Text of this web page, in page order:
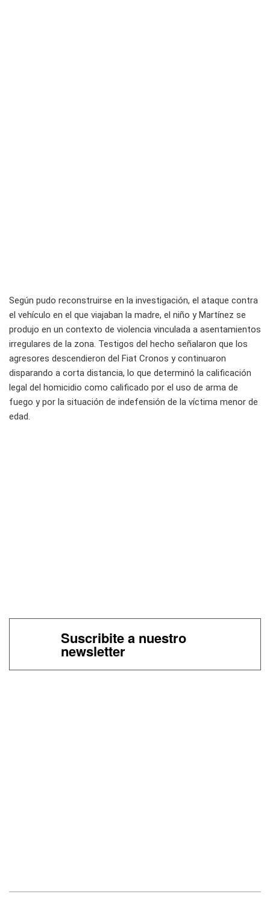
Según pudo reconstruirse en la investigación, el ataque contra
el vehículo en el que viajaban la madre, el niño y Martínez se
produjo en un contexto de violencia vinculada a asentamientos
irregulares de la zona. Testigos del hecho señalaron que los
agresores descendieron del Fiat Cronos y continuaron
disparando a corta distancia, lo que determinó la calificación
legal del homicidio como calificado por el uso de arma de
fuego y por la situación de indefensión de la víctima menor de
edad.
Suscribite a nuestro
newsletter